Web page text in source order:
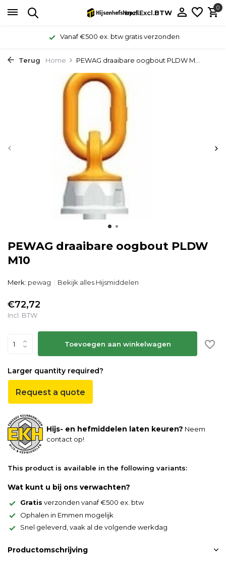
Incl.Excl.BTW
0
Vanaf €500 ex. btw gratis verzonden
Terug Home PEWAG draaibare oogbout PLDW M...
PEWAG draaibare oogbout PLDW
M10
Merk: pewag Bekijk alles Hijsmiddelen
€72,72
Incl. BTW
Toevoegen aan winkelwagen
Larger quantity required?
Request a quote
Hijs- en hefmiddelen laten keuren? Neem
contact op!
This product is available in the following variants:
Wat kunt u bij ons verwachten?
Gratis verzonden vanaf €500 ex. btw
Ophalen in Emmen mogelijk
Snel geleverd, vaak al de volgende werkdag
Productomschrijving